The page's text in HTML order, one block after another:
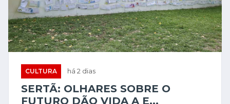
CULTURA há 2 dias
SERTÃ: OLHARES SOBRE O
FUTURO DÃO VIDA A E...